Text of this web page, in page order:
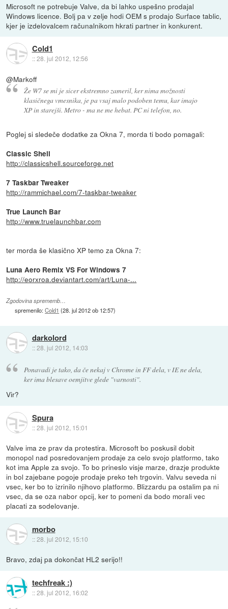
Microsoft ne potrebuje Valve, da bi lahko uspešno prodajal
Windows licence. Bolj pa v zelje hodi OEM s prodajo Surface tablic,
kjer je izdelovalcem računalnikom hkrati partner in konkurent.
Cold1
::28. jul 2012, 12:56
@Markoff
Že W7 se mi je sicer ekstremno zameril, ker nima možnosti
klasičnega vmesnika, je pa vsaj malo podoben temu, kar imajo
XP in starejši. Metro - ma ne me hebat. PC ni telefon, no.
Poglej si sledeče dodatke za Okna 7, morda ti bodo pomagali:
Classic Shell
http://classicshell.sourceforge.net
7 Taskbar Tweaker
http://rammichael.com/7-taskbar-tweaker
True Launch Bar
http://www.truelaunchbar.com
ter morda še klasično XP temo za Okna 7:
Luna Aero Remix VS For Windows 7
http://eorxroa.deviantart.com/art/Luna-...
Zgodovina sprememb…
spremenilo:Cold1 (28. jul 2012 ob 12:57)
darkolord
::28. jul 2012, 14:03
Ponavadi je tako, da če nekaj v Chrome in FF dela, v IE ne dela,
ker ima blesave oemjitve glede "varnosti".
Vir?
Spura
::28. jul 2012, 15:01
Valve ima ze prav da protestira. Microsoft bo poskusil dobit
monopol nad posredovanjem prodaje za celo svojo platformo, tako
kot ima Apple za svojo. To bo prineslo visje marze, drazje produkte
in bol zajebane pogoje prodaje preko teh trgovin. Valvu seveda ni
vsec, ker bo to izrinilo njihovo platformo. Blizzardu pa ostalim pa ni
vsec, da se oza nabor opcij, ker to pomeni da bodo morali vec
placati za sodelovanje.
morbo
::28. jul 2012, 15:10
Bravo, zdaj pa dokončat HL2 serijo!!
techfreak :)
::28. jul 2012, 16:02